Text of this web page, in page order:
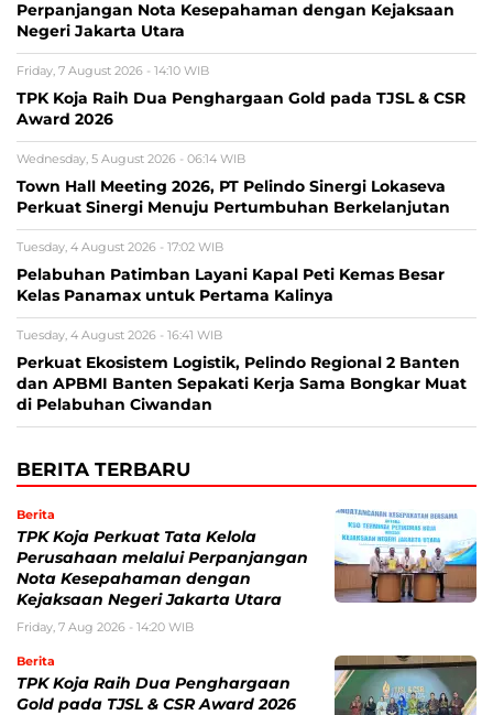
Perpanjangan Nota Kesepahaman dengan Kejaksaan
Negeri Jakarta Utara
Friday, 7 August 2026 - 14:10 WIB
TPK Koja Raih Dua Penghargaan Gold pada TJSL & CSR
Award 2026
Wednesday, 5 August 2026 - 06:14 WIB
Town Hall Meeting 2026, PT Pelindo Sinergi Lokaseva
Perkuat Sinergi Menuju Pertumbuhan Berkelanjutan
Tuesday, 4 August 2026 - 17:02 WIB
Pelabuhan Patimban Layani Kapal Peti Kemas Besar
Kelas Panamax untuk Pertama Kalinya
Tuesday, 4 August 2026 - 16:41 WIB
Perkuat Ekosistem Logistik, Pelindo Regional 2 Banten
dan APBMI Banten Sepakati Kerja Sama Bongkar Muat
di Pelabuhan Ciwandan
BERITA TERBARU
Berita
TPK Koja Perkuat Tata Kelola
Perusahaan melalui Perpanjangan
Nota Kesepahaman dengan
Kejaksaan Negeri Jakarta Utara
Friday, 7 Aug 2026 - 14:20 WIB
Berita
TPK Koja Raih Dua Penghargaan
Gold pada TJSL & CSR Award 2026